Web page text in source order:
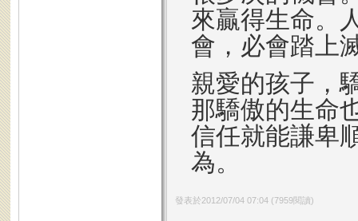
來贏得生命。
會，必會踏上
親愛的孩子，
那驕傲的生命
信任就能謙卑
為。
發表於2012/07/04 07:04(7959閱讀)